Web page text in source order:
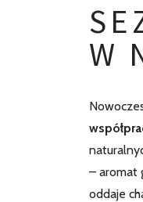
W
– aromat
oddaje